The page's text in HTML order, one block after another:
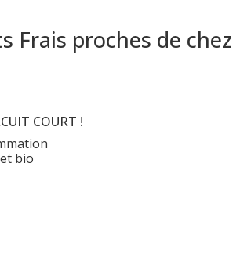
Frais proches de chez
COURT !
bio